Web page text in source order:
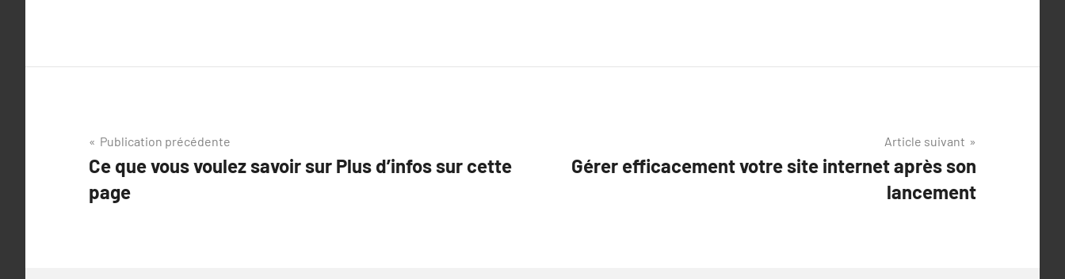
Navigation
de
l’article
Publication précédente
Ce que vous voulez savoir sur Plus d’infos sur cette
page
Article suivant
Gérer efficacement votre site internet après son
lancement